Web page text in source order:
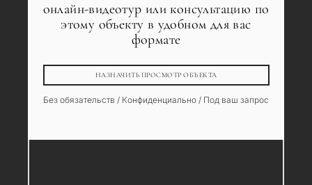
онлайн-видеотур или консультацию по
этому объекту в удобном для вас
формате
НАЗНАЧИТЬ ПРОСМОТР ОБЪЕКТА
Без обязательств / Конфиденциально / Под ваш запрос